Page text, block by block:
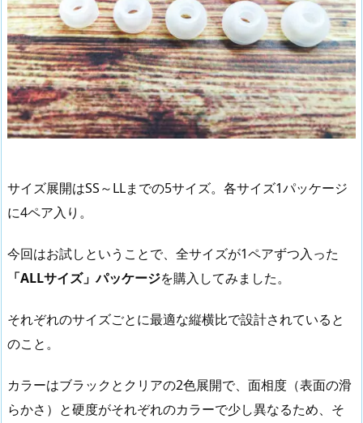
サイズ展開はSS～LLまでの5サイズ。各サイズ1パッケージ
に4ペア入り。
今回はお試しということで、全サイズが1ペアずつ入った
「ALLサイズ」パッケージを購入してみました。
それぞれのサイズごとに最適な縦横比で設計されていると
のこと。
カラーはブラックとクリアの2色展開で、面相度（表面の滑
らかさ）と硬度がそれぞれのカラーで少し異なるため、そ